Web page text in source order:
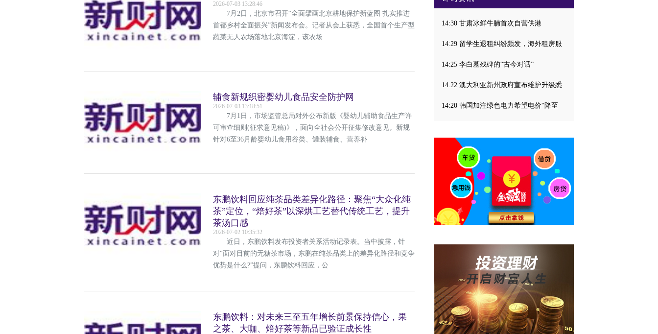
2026-07-03 13:28:46
7月2日，北京市召开“全面擘画北京耕地保护新蓝图 扎实推进
首都乡村全面振兴”新闻发布会。记者从会上获悉，全国首个生产型
蔬菜无人农场落地北京海淀，该农场
辅食新规织密婴幼儿食品安全防护网
2026-07-03 13:18:51
7月1日，市场监管总局对外公布新版《婴幼儿辅助食品生产许
可审查细则(征求意见稿)》，面向全社会公开征集修改意见。新规
针对6至36月龄婴幼儿食用谷类、罐装辅食、营养补
东鹏饮料回应纯茶品类差异化路径：聚焦“大众化纯
茶”定位，“焙好茶”以深烘工艺替代传统工艺，提升
茶汤口感
2026-07-02 10:35:32
近日，东鹏饮料发布投资者关系活动记录表。当中披露，针
对“面对目前的无糖茶市场，东鹏在纯茶品类上的差异化路径和竞争
优势是什么?”提问，东鹏饮料回应，公
东鹏饮料：对未来三至五年增长前景保持信心，果
之茶、大咖、焙好茶等新品已验证成长性
14:30 甘肃冰鲜牛腩首次自营供港
14:29 留学生退租纠纷频发，海外租房服
14:25 李白墓残碑的“古今对话”
14:22 澳大利亚新州政府宣布维护升级悉
14:20 韩国加注绿色电力希望电价“降至